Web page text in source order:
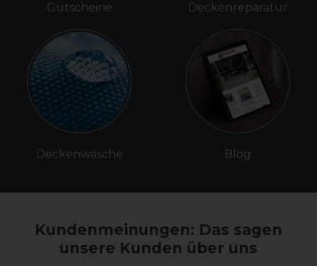
Gutscheine
Deckenwäsche
Deckenreparatur
Blog
Kundenmeinungen: Das sagen
unsere Kunden über uns